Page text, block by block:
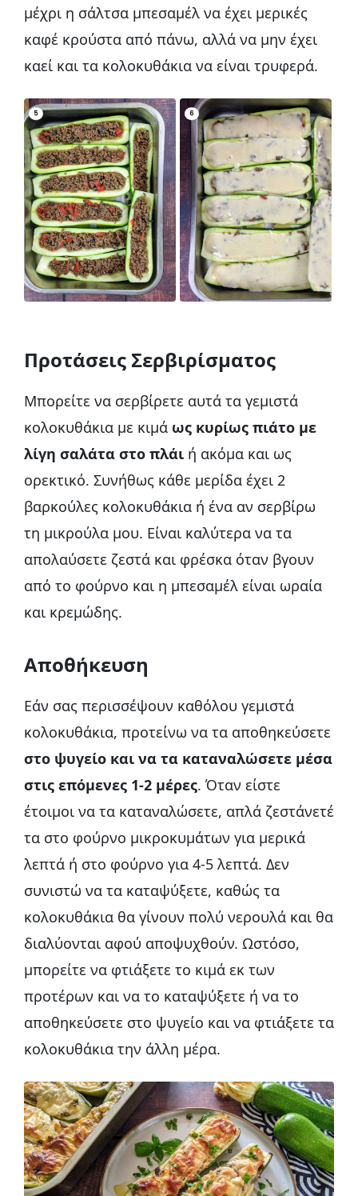
μέχρι η σάλτσα μπεσαμέλ να έχει μερικές
καφέ κρούστα από πάνω, αλλά να μην έχει
καεί και τα κολοκυθάκια να είναι τρυφερά.
Προτάσεις Σερβιρίσματος
Μπορείτε να σερβίρετε αυτά τα γεμιστά
κολοκυθάκια με κιμά ως κυρίως πιάτο με
λίγη σαλάτα στο πλάι ή ακόμα και ως
ορεκτικό. Συνήθως κάθε μερίδα έχει 2
βαρκούλες κολοκυθάκια ή ένα αν σερβίρω
τη μικρούλα μου. Είναι καλύτερα να τα
απολαύσετε ζεστά και φρέσκα όταν βγουν
από το φούρνο και η μπεσαμέλ είναι ωραία
και κρεμώδης.
Αποθήκευση
Εάν σας περισσέψουν καθόλου γεμιστά
κολοκυθάκια, προτείνω να τα αποθηκεύσετε
στο ψυγείο και να τα καταναλώσετε μέσα
στις επόμενες 1-2 μέρες. Όταν είστε
έτοιμοι να τα καταναλώσετε, απλά ζεστάνετέ
τα στο φούρνο μικροκυμάτων για μερικά
λεπτά ή στο φούρνο για 4-5 λεπτά. Δεν
συνιστώ να τα καταψύξετε, καθώς τα
κολοκυθάκια θα γίνουν πολύ νερουλά και θα
διαλύονται αφού αποψυχθούν. Ωστόσο,
μπορείτε να φτιάξετε το κιμά εκ των
προτέρων και να το καταψύξετε ή να το
αποθηκεύσετε στο ψυγείο και να φτιάξετε τα
κολοκυθάκια την άλλη μέρα.